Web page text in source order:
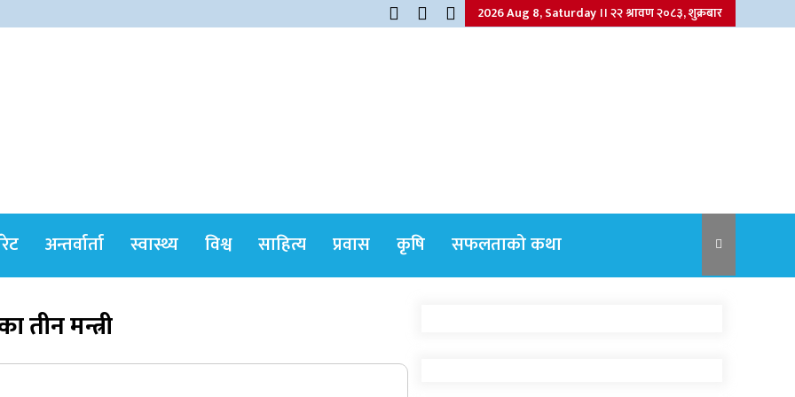
2026 Aug 8, Saturday ।। २२ श्रावण २०८३, शुक्रबार
अन्तर्वार्ता स्वास्थ्य विश्व साहित्य प्रवास कृषि सफलताको कथा
सर्वोच्चले खारेज गर्‍यो दानबहादुर बुढाको रिट,
मन्त्री